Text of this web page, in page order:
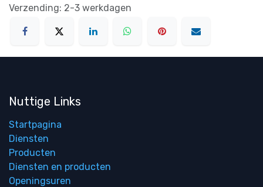
Verzending: 2-3 werkdagen
Nuttige Links
Startpagina
Diensten
Producten
Diensten en producten
Openingsuren